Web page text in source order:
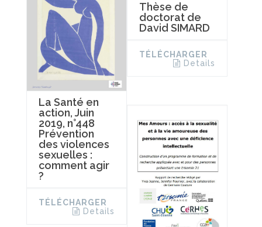
La Santé en
action, Juin
2019, n°448
Prévention
des violences
sexuelles :
comment agir
?
TÉLÉCHARGER
Details
Thèse de
doctorat de
David SIMARD
TÉLÉCHARGER
Details